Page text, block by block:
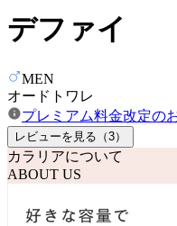
デファイ
MEN
オードトワレ
プレミアム料金改定の
レビューを見る（3）
カラリアについて
ABOUT US